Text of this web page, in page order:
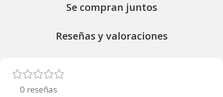
Se compran juntos
Reseñas y valoraciones
0 reseñas